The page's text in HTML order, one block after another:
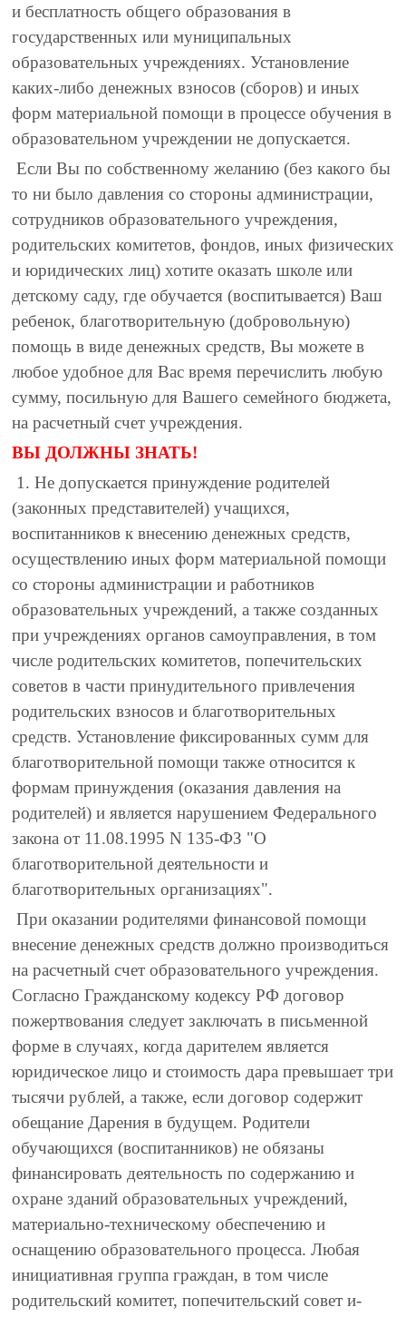
и бесплатность общего образования в
государственных или муниципальных
образовательных учреждениях. Установление
каких-либо денежных взносов (сборов) и иных
форм материальной помощи в процессе обучения в
образовательном учреждении не допускается.
Если Вы по собственному желанию (без какого бы
то ни было давления со стороны администрации,
сотрудников образовательного учреждения,
родительских комитетов, фондов, иных физических
и юридических лиц) хотите оказать школе или
детскому саду, где обучается (воспитывается) Ваш
ребенок, благотворительную (добровольную)
помощь в виде денежных средств, Вы можете в
любое удобное для Вас время перечислить любую
сумму, посильную для Вашего семейного бюджета,
на расчетный счет учреждения.
ВЫ ДОЛЖНЫ ЗНАТЬ!
1. Не допускается принуждение родителей
(законных представителей) учащихся,
воспитанников к внесению денежных средств,
осуществлению иных форм материальной помощи
со стороны администрации и работников
образовательных учреждений, а также созданных
при учреждениях органов самоуправления, в том
числе родительских комитетов, попечительских
советов в части принудительного привлечения
родительских взносов и благотворительных
средств. Установление фиксированных сумм для
благотворительной помощи также относится к
формам принуждения (оказания давления на
родителей) и является нарушением Федерального
закона от 11.08.1995 N 135-ФЗ "О
благотворительной деятельности и
благотворительных организациях".
При оказании родителями финансовой помощи
внесение денежных средств должно производиться
на расчетный счет образовательного учреждения.
Согласно Гражданскому кодексу РФ договор
пожертвования следует заключать в письменной
форме в случаях, когда дарителем является
юридическое лицо и стоимость дара превышает три
тысячи рублей, а также, если договор содержит
обещание Дарения в будущем. Родители
обучающихся (воспитанников) не обязаны
финансировать деятельность по содержанию и
охране зданий образовательных учреждений,
материально-техническому обеспечению и
оснащению образовательного процесса. Любая
инициативная группа граждан, в том числе
родительский комитет, попечительский совет и-